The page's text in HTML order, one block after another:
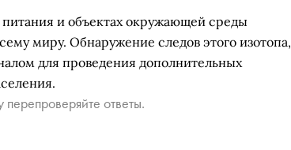
питания и объектах окружающей среды
миру. Обнаружение следов этого изотопа,
для проведения дополнительных
ответы.